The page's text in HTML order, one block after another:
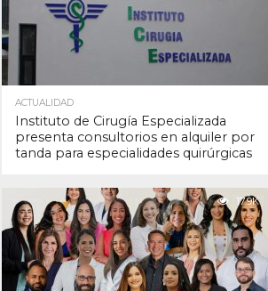
ACTUALIDAD
Instituto de Cirugía Especializada
presenta consultorios en alquiler por
tanda para especialidades quirúrgicas
17.9K